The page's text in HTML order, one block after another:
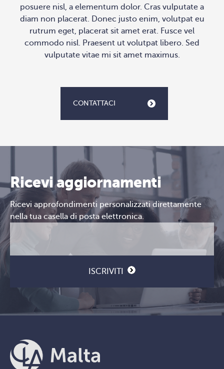
posuere nisl, a elementum dolor. Cras vulputate a
diam non placerat. Donec justo enim, volutpat eu
rutrum eget, placerat sit amet erat. Fusce vel
commodo nisl. Praesent ut volutpat libero. Sed
vulputate vitae mi sit amet maximus.
CONTATTACI
Ricevi aggiornamenti
Ricevi approfondimenti personalizzati direttamente
nella tua casella di posta elettronica.
ISCRIVITI